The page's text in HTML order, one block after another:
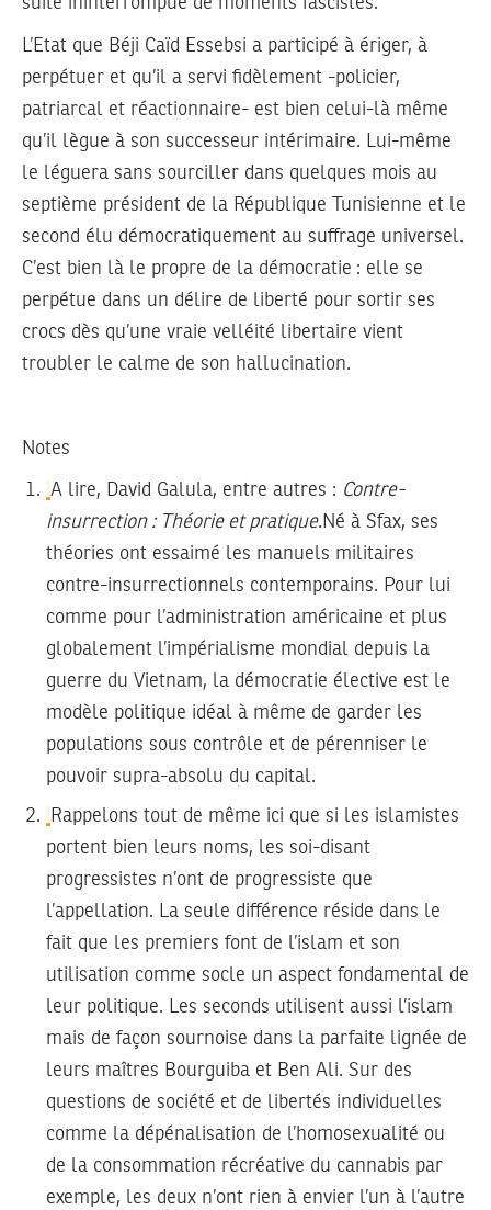
L’Etat que Béji Caïd Essebsi a participé à ériger, à
perpétuer et qu’il a servi fidèlement -policier,
patriarcal et réactionnaire- est bien celui-là même
qu’il lègue à son successeur intérimaire. Lui-même
le léguera sans sourciller dans quelques mois au
septième président de la République Tunisienne et le
second élu démocratiquement au suffrage universel.
C’est bien là le propre de la démocratie : elle se
perpétue dans un délire de liberté pour sortir ses
crocs dès qu’une vraie velléité libertaire vient
troubler le calme de son hallucination.
Notes
A lire, David Galula, entre autres : Contre-
insurrection : Théorie et pratique.Né à Sfax, ses
théories ont essaimé les manuels militaires
contre-insurrectionnels contemporains. Pour lui
comme pour l’administration américaine et plus
globalement l’impérialisme mondial depuis la
guerre du Vietnam, la démocratie élective est le
modèle politique idéal à même de garder les
populations sous contrôle et de pérenniser le
pouvoir supra-absolu du capital.
Rappelons tout de même ici que si les islamistes
portent bien leurs noms, les soi-disant
progressistes n’ont de progressiste que
l’appellation. La seule différence réside dans le
fait que les premiers font de l’islam et son
utilisation comme socle un aspect fondamental de
leur politique. Les seconds utilisent aussi l’islam
mais de façon sournoise dans la parfaite lignée de
leurs maîtres Bourguiba et Ben Ali. Sur des
questions de société et de libertés individuelles
comme la dépénalisation de l’homosexualité ou
de la consommation récréative du cannabis par
exemple, les deux n’ont rien à envier l’un à l’autre